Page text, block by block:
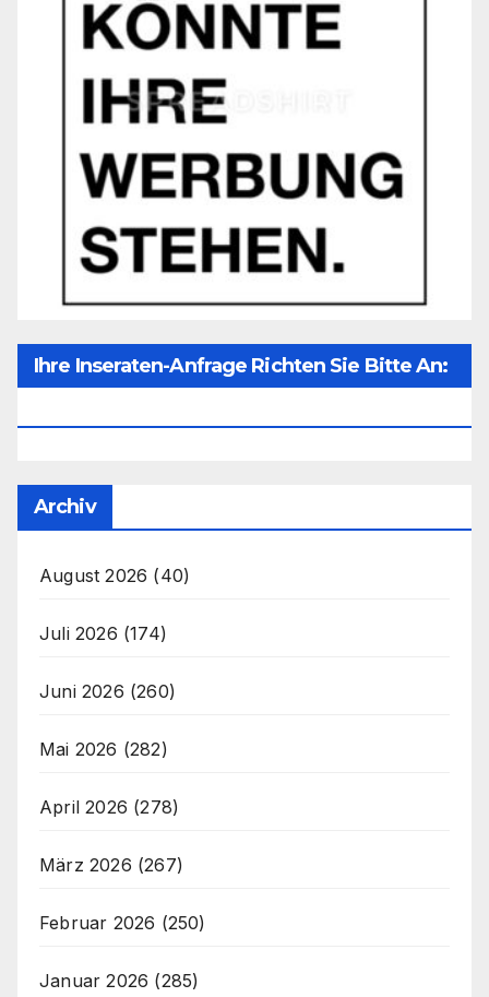
Ihre Inseraten-Anfrage Richten Sie Bitte An:
Archiv
August 2026 (40)
Juli 2026 (174)
Juni 2026 (260)
Mai 2026 (282)
April 2026 (278)
März 2026 (267)
Februar 2026 (250)
Januar 2026 (285)